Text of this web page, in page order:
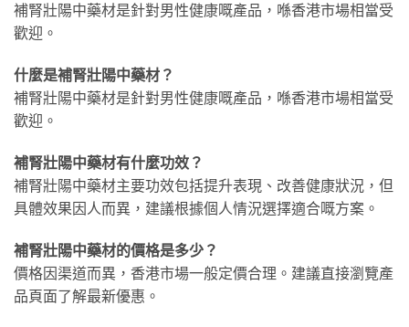
補腎壯陽中藥材是針對男性健康嘅產品，喺香港市場相當受
歡迎。
什麼是補腎壯陽中藥材？
補腎壯陽中藥材是針對男性健康嘅產品，喺香港市場相當受
歡迎。
補腎壯陽中藥材有什麼功效？
補腎壯陽中藥材主要功效包括提升表現、改善健康狀況，但
具體效果因人而異，建議根據個人情況選擇適合嘅方案。
補腎壯陽中藥材的價格是多少？
價格因渠道而異，香港市場一般定價合理。建議直接瀏覽產
品頁面了解最新優惠。